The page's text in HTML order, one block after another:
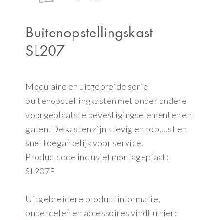
Buitenopstellingskast
SL207
Modulaire en uitgebreide serie
buitenopstellingkasten met onder andere
voorgeplaatste bevestigingselementen en
gaten. De kasten zijn stevig en robuust en
snel toegankelijk voor service.
Productcode inclusief montageplaat:
SL207P
Uitgebreidere product informatie,
onderdelen en accessoires vindt u hier: